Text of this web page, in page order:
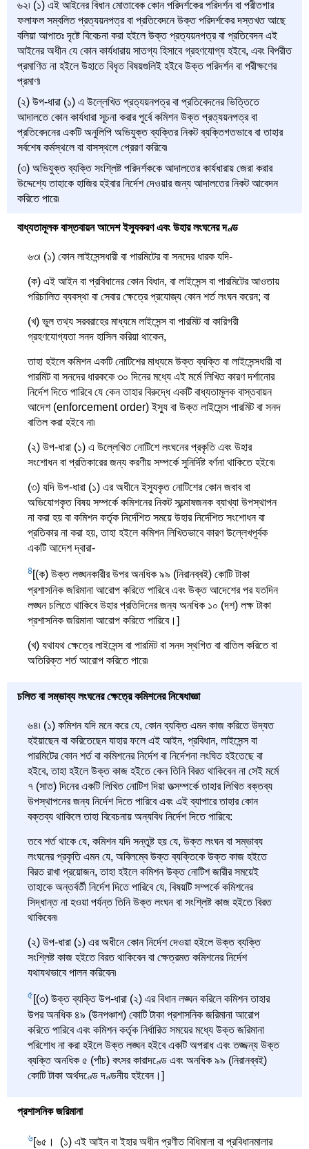
৬২৷ (১) এই আইনের বিধান মোতাবেক কোন পরিদর্শকের পরিদর্শন বা পরীতগার
ফলাফল সম্বলিত প্রত্যয়নপত্র বা প্রতিবেদনে উক্ত পরিদর্শকের দস্তখত আছে
বলিয়া আপাতঃ দৃষ্টে বিবেচনা করা হইলে উক্ত প্রত্যয়নপত্র বা প্রতিবেদন এই
আইনের অধীন যে কোন কার্যধারায় সাতগ্য হিসাবে গ্রহণযোগ্য হইবে, এবং বিপরীত
প্রমাণিত না হইলে উহাতে বিধৃত বিষয়গুলিই হইবে উক্ত পরিদর্শন বা পরীক্ষণের
প্রমাণ৷
(২) উপ-ধারা (১) এ উল্লেখিত প্রত্যয়নপত্র বা প্রতিবেদনের ভিত্তিতে
আদালতে কোন কার্যধারা সূচনা করার পূর্বে কমিশন উক্ত প্রত্যয়নপত্র বা
প্রতিবেদনের একটি অনুলিপি অভিযুক্ত ব্যক্তির নিকট ব্যক্তিগতভাবে বা তাহার
সর্বশেষ কর্মস্থলে বা বাসস্থলে প্রেরণ করিবে৷
(৩) অভিযুক্ত ব্যক্তি সংশ্লিষ্ট পরিদর্শককে আদালতের কার্যধারায় জেরা করার
উদ্দেশ্যে তাহাকে হাজির হইবার নির্দেশ দেওয়ার জন্য আদালতের নিকট আবেদন
করিতে পারে৷
বাধ্যতামূলক বাস্তবায়ন আদেশ ইস্যুকরণ এবং উহার লংঘনের দণ্ড
৬৩৷ (১) কোন লাইসেন্সধারী বা পারমিটের বা সনদের ধারক যদি-
(ক) এই আইন বা প্রবিধানের কোন বিধান, বা লাইসেন্স বা পারমিটের আওতায়
পরিচালিত ব্যবস্থা বা সেবার ক্ষেত্রে প্রযোজ্য কোন শর্ত লংঘন করেন; বা
(খ) ভুল তথ্য সরবরাহের মাধ্যমে লাইসেন্স বা পারমিট বা কারিগরী
গ্রহণযোগ্যতা সনদ হাসিল করিয়া থাকেন,
তাহা হইলে কমিশন একটি নোটিশের মাধ্যমে উক্ত ব্যক্তি বা লাইসেন্সধারী বা
পারমিট বা সনদের ধারককে ৩০ দিনের মধ্যে এই মর্মে লিখিত কারণ দর্শানোর
নির্দেশ দিতে পারিবে যে কেন তাহার বিরুদ্ধে একটি বাধ্যতামূলক বাস্তবায়ন
আদেশ (enforcement order) ইস্যু বা উক্ত লাইসেন্স পারমিট বা সনদ
বাতিল করা হইবে না৷
(২) উপ-ধারা (১) এ উল্লেখিত নোটিশে লংঘনের প্রকৃতি এবং উহার
সংশোধন বা প্রতিকারের জন্য করণীয় সম্পর্কে সুনির্দিষ্ট বর্ণনা থাকিতে হইবে৷
(৩) যদি উপ-ধারা (১) এর অধীনে ইস্যুকৃত নোটিশের কোন জবাব বা
অভিযোগকৃত বিষয় সম্পর্কে কমিশনের নিকট সন্ত্মোষজনক ব্যাখ্যা উপস্থাপন
না করা হয় বা কমিশন কর্তৃক নির্দেশিত সময়ে উহার নির্দেশিত সংশোধন বা
প্রতিকার না করা হয়, তাহা হইলে কমিশন লিখিতভাবে কারণ উল্লেখপূর্বক
একটি আদেশ দ্বারা-
4[(ক) উক্ত লঙ্ঘনকারীর উপর অনধিক ৯৯ (নিরানব্বই) কোটি টাকা
প্রশাসনিক জরিমানা আরোপ করিতে পারিবে এবং উক্ত আদেশের পর যতদিন
লঙ্ঘন চলিতে থাকিবে উহার প্রতিদিনের জন্য অনধিক ১০ (দশ) লক্ষ টাকা
প্রশাসনিক জরিমানা আরোপ করিতে পারিবে।]
(খ) যথাযথ ক্ষেত্রে লাইসেন্স বা পারমিট বা সনদ স্থগিত বা বাতিল করিতে বা
অতিরিক্ত শর্ত আরোপ করিতে পারে৷
চলিত বা সম্ভাব্য লংঘনের ক্ষেত্রে কমিশনের নিষেধাজ্ঞা
৬৪৷ (১) কমিশন যদি মনে করে যে, কোন ব্যক্তি এমন কাজ করিতে উদ্যত
হইয়াছেন বা করিতেছেন যাহার ফলে এই আইন, প্রবিধান, লাইসেন্স বা
পারমিটের কোন শর্ত বা কমিশনের নির্দেশ বা নির্দেশনা লংঘিত হইতেছে বা
হইবে, তাহা হইলে উক্ত কাজ হইতে কেন তিনি বিরত থাকিবেন না সেই মর্মে
৭ (সাত) দিনের একটি লিখিত নোটিশ দিয়া তত্সম্পর্কে তাহার লিখিত বক্তব্য
উপস্থাপনের জন্য নির্দেশ দিতে পারিবে এবং এই ব্যাপারে তাহার কোন
বক্তব্য থাকিলে তাহা বিবেচনায় অন্যবিধ নির্দেশ দিতে পারিবে:
তবে শর্ত থাকে যে, কমিশন যদি সন্তুষ্ট হয় যে, উক্ত লংঘন বা সম্ভাব্য
লংঘনের প্রকৃতি এমন যে, অবিলম্বে উক্ত ব্যক্তিকে উক্ত কাজ হইতে
বিরত রাখা প্রয়োজন, তাহা হইলে কমিশন উক্ত নোটিশ জারীর সময়েই
তাহাকে অন্তর্বর্তী নির্দেশ দিতে পারিবে যে, বিষয়টি সম্পর্কে কমিশনের
সিদ্ধান্ত না হওয়া পর্যন্ত তিনি উক্ত লংঘন বা সংশ্লিষ্ট কাজ হইতে বিরত
থাকিবেন৷
(২) উপ-ধারা (১) এর অধীনে কোন নির্দেশ দেওয়া হইলে উক্ত ব্যক্তি
সংশ্লিষ্ট কাজ হইতে বিরত থাকিবেন বা ক্ষেত্রমত কমিশনের নির্দেশ
যথাযথভাবে পালন করিবেন৷
5[(৩) উক্ত ব্যক্তি উপ-ধারা (২) এর বিধান লঙ্ঘন করিলে কমিশন তাহার
উপর অনধিক ৪৯ (উনপঞ্চাশ) কোটি টাকা প্রশাসনিক জরিমানা আরোপ
করিতে পারিবে এবং কমিশন কর্তৃক নির্ধারিত সময়ের মধ্যে উক্ত জরিমানা
পরিশোধ না করা হইলে উক্ত লঙ্ঘন হইবে একটি অপরাধ এবং তজ্জন্য উক্ত
ব্যক্তি অনধিক ৫ (পাঁচ) বৎসর কারাদণ্ডে এবং অনধিক ৯৯ (নিরানব্বই)
কোটি টাকা অর্থদণ্ডে দণ্ডনীয় হইবেন।]
প্রশাসনিক জরিমানা
6[৬৫। (১) এই আইন বা ইহার অধীন প্রণীত বিধিমালা বা প্রবিধানমালার